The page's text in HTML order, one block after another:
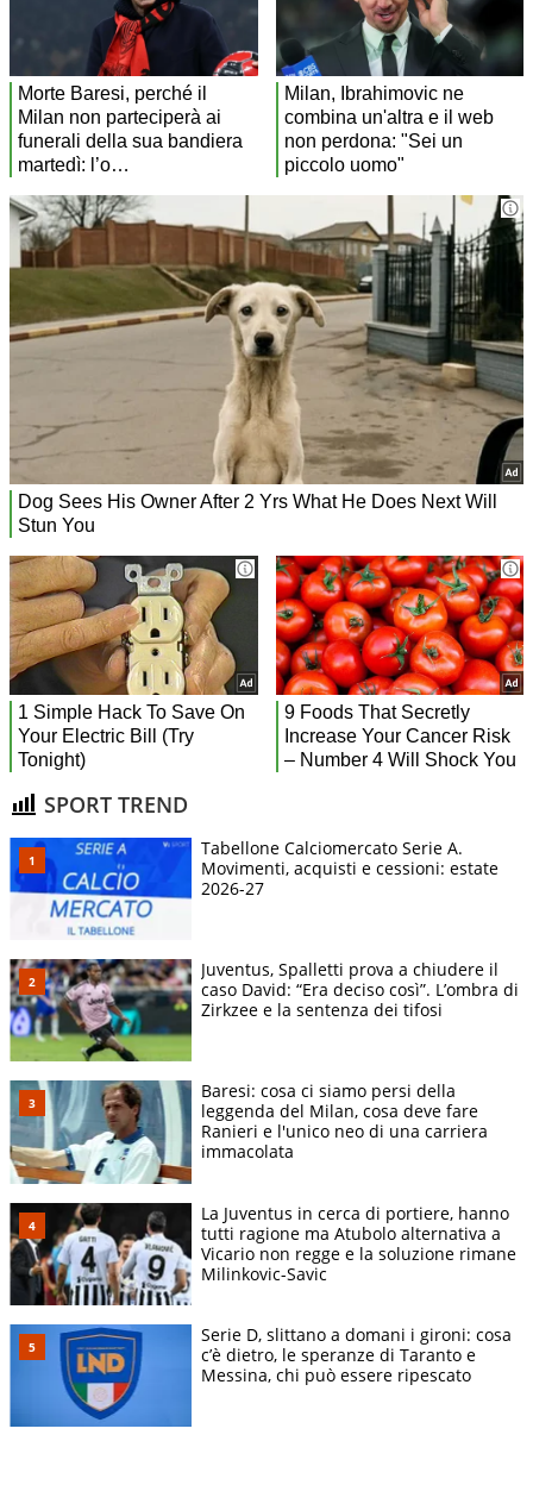
SPORT TREND
Tabellone Calciomercato Serie A.
Movimenti, acquisti e cessioni: estate
2026-27
Juventus, Spalletti prova a chiudere il
caso David: “Era deciso così”. L’ombra di
Zirkzee e la sentenza dei tifosi
Baresi: cosa ci siamo persi della
leggenda del Milan, cosa deve fare
Ranieri e l'unico neo di una carriera
immacolata
La Juventus in cerca di portiere, hanno
tutti ragione ma Atubolo alternativa a
Vicario non regge e la soluzione rimane
Milinkovic-Savic
Serie D, slittano a domani i gironi: cosa
c’è dietro, le speranze di Taranto e
Messina, chi può essere ripescato